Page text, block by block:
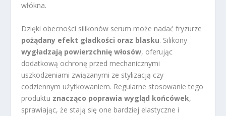
włókna.
Dzięki obecności silikonów serum może nadać fryzurze
pożądany efekt gładkości oraz blasku. Silikony
wygładzają powierzchnię włosów, oferując
dodatkową ochronę przed mechanicznymi
uszkodzeniami związanymi ze stylizacją czy
codziennym użytkowaniem. Regularne stosowanie tego
produktu znacząco poprawia wygląd końcówek,
sprawiając, że stają się one bardziej elastyczne i